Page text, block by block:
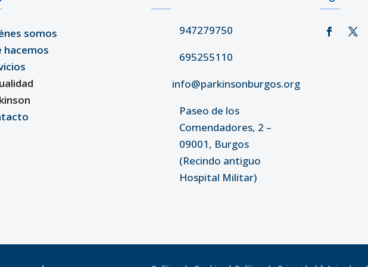
somos
hacemos
947279750
695255110
info@parkinsonburgos.org
Paseo de los
Comendadores, 2 –
09001, Burgos
(Recindo antiguo
Hospital Militar)